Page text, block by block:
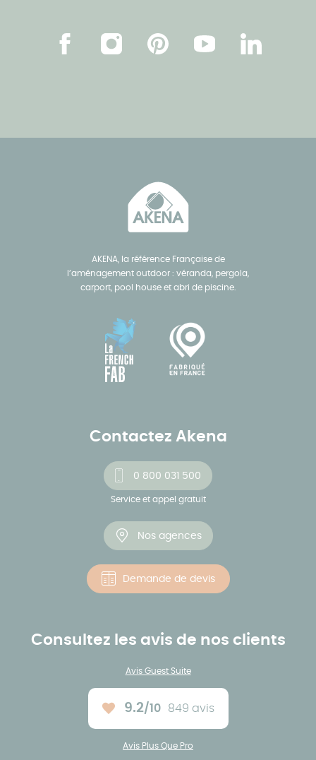
AKENA, la référence Française de
l’aménagement outdoor : véranda, pergola,
carport, pool house et abri de piscine.
Contactez Akena
0 800 031 500
Service et appel gratuit
Nos agences
Demande de devis
Consultez les avis de nos clients
Avis Guest Suite
Note moyenne :
9.2/10 849 avis
Avis Plus Que Pro
FacebookInstagramPinterestYoutubeLinkedin